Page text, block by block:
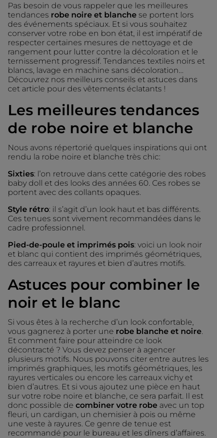
Pas besoin de vous rappeler que les meilleures
tendances robe noire et blanche se portent lors
des événements spéciaux. Et si vous souhaitez
conserver votre robe en bon état, il est impératif de
respecter certaines mesures de nettoyage et de
rangement pour lutter contre la décoloration et le
ternissement progressif. Tendances textiles noirs et
blancs, lavage en machine sans décoloration…
Découvrez nos meilleurs conseils et astuces dans
cet article pour des vêtements éclatants !
Les meilleures tendances
de robe noire et blanche
Nous avons répertorié quelques inspirations qui ont
rendu la robe noire et blanche très chic:
Sixties: l’on retrouve dans cette catégorie des robes
baby doll et des looks des années 60. Ces robes se
portent avec des collants opaques.
Style rétro: il s’agit d’un look haut et bas différents.
Ces tenues sont vivement recommandées dans le
cadre professionnel.
Pied-de-poule et imprimés pois: voici un look noir
et blanc qui contient des imprimés géométriques,
des carreaux et rayures et bien d’autres motifs.
Astuces pour combiner le
noir et le blanc
Si vous êtes à la recherche d’un look confortable,
vous gagnerez à porter une robe blanche et noire.
Et comment faire pour atteindre ce look
décontracté ? Vous devez penser à agencer
plusieurs motifs. Nous pouvons citer entre autres les
imprimés graphiques, les motifs géométriques, les
rayures verticales ou encore les carreaux vichy et
bien d’autres. Et si vous ajoutez une pièce en haut
sur votre robe noire et blanche, ce sera parfait. Il est
donc possible de combiner votre robe avec un top
fleuri, un cardigan, un chemisier à pois ou même
une veste à rayures. Ce genre de tenue est
recommandé pour le bureau et les dîners d’affaires.